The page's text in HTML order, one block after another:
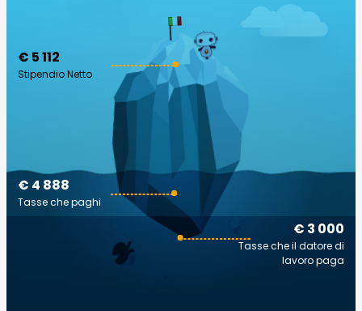
€ 5 112
Stipendio Netto
€ 3 000
Tasse che il datore di
lavoro paga
€ 4 888
Tasse che paghi